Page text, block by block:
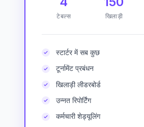
टेबल्स खिलाड़ी
स्टार्टर में सब कुछ
टूर्नामेंट प्रबंधन
खिलाड़ी लीडरबोर्ड
उन्नत रिपोर्टिंग
कर्मचारी शेड्यूलिंग